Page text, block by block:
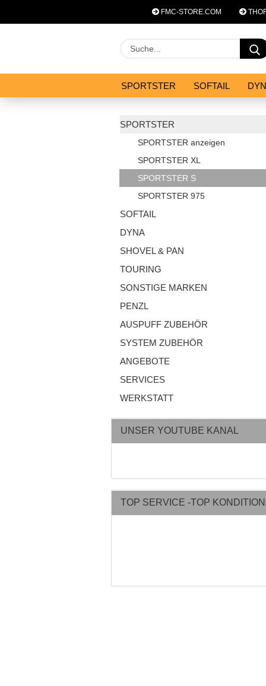
FMC-STORE.COM
SPORTSTER SOFTAIL
SPORTSTER
SPORTSTER anzeigen
SPORTSTER XL
SPORTSTER S
SPORTSTER 975
SOFTAIL
DYNA
SHOVEL & PAN
TOURING
SONSTIGE MARKEN
PENZL
AUSPUFF ZUBEHÖR
SYSTEM ZUBEHÖR
ANGEBOTE
SERVICES
WERKSTATT
UNSER YOUTUBE KANAL
TOP SERVICE -TOP